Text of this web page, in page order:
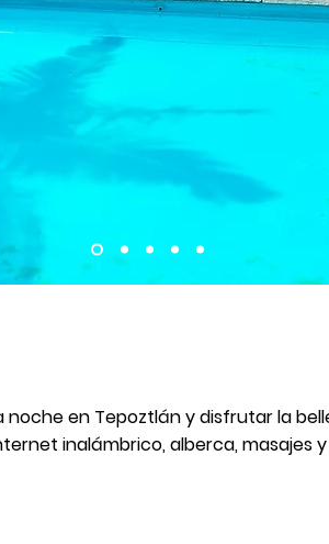
en Tepoztlán y disfrutar la
inalámbrico, alberca, masajes